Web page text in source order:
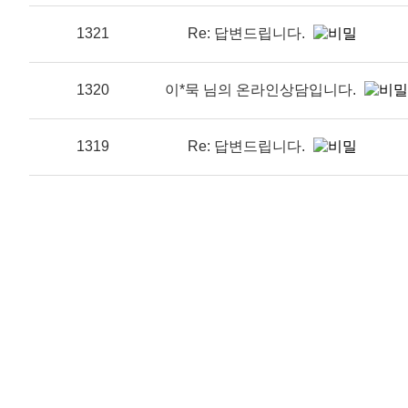
1321 Re: 답변드립니다.
1320 이*묵 님의 온라인상담입니다.
1319 Re: 답변드립니다.